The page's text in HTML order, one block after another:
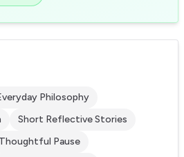
Philosophy
Short Reflective Stories
Thoughtful Pause